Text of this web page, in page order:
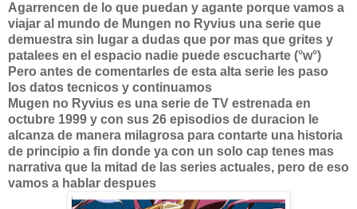
Agarrencen de lo que puedan y agante porque vamos a
viajar al mundo de Mungen no Ryvius una serie que
demuestra sin lugar a dudas que por mas que grites y
patalees en el espacio nadie puede escucharte (°w°)
Pero antes de comentarles de esta alta serie les paso
los datos tecnicos y continuamos
Mugen no Ryvius es una serie de TV estrenada en
octubre 1999 y con sus 26 episodios de duracion le
alcanza de manera milagrosa para contarte una historia
de principio a fin donde ya con un solo cap tenes mas
narrativa que la mitad de las series actuales, pero de eso
vamos a hablar despues